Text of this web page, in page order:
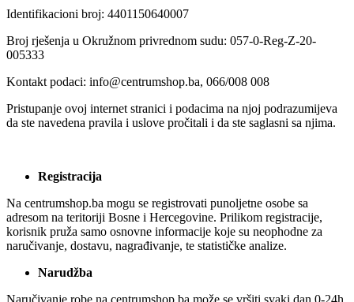
Identifikacioni broj: 4401150640007
Broj rješenja u Okružnom privrednom sudu: 057-0-Reg-Z-20-
005333
Kontakt podaci: info@centrumshop.ba, 066/008 008
Pristupanje ovoj internet stranici i podacima na njoj podrazumijeva
da ste navedena pravila i uslove pročitali i da ste saglasni sa njima.
Registracija
Na centrumshop.ba mogu se registrovati punoljetne osobe sa
adresom na teritoriji Bosne i Hercegovine. Prilikom registracije,
korisnik pruža samo osnovne informacije koje su neophodne za
naručivanje, dostavu, nagrađivanje, te statističke analize.
Narudžba
Naručivanje robe na centrumshop.ba može se vršiti svaki dan 0-24h.